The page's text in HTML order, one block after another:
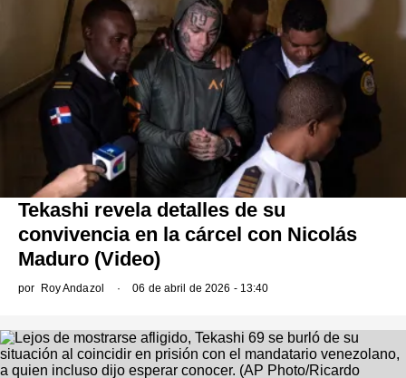
Tekashi revela detalles de su
convivencia en la cárcel con Nicolás
Maduro (Video)
por Roy Andazol 06 de abril de 2026 - 13:40